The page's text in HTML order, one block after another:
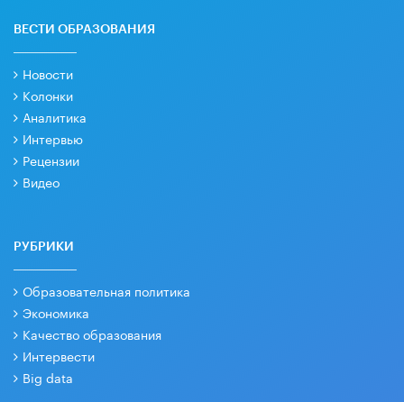
ВЕСТИ ОБРАЗОВАНИЯ
Новости
Колонки
Аналитика
Интервью
Рецензии
Видео
РУБРИКИ
Образовательная политика
Экономика
Качество образования
Интервести
Big data